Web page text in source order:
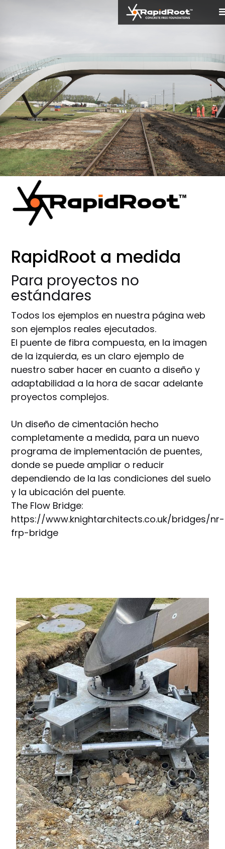
RapidRoot a medida
Para proyectos no
estándares
Todos los ejemplos en nuestra página web
son ejemplos reales ejecutados.
El puente de fibra compuesta, en la imagen
de la izquierda, es un claro ejemplo de
nuestro saber hacer en cuanto a diseño y
adaptabilidad a la hora de sacar adelante
proyectos complejos.
Un diseño de cimentación hecho
completamente a medida, para un nuevo
programa de implementación de puentes,
donde se puede ampliar o reducir
dependiendo de la las condiciones del suelo
y la ubicación del puente.
The Flow Bridge:
https://www.knightarchitects.co.uk/bridges/nr-
frp-bridge